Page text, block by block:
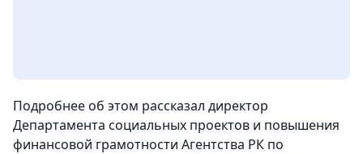
Подробнее об этом рассказал директор
Департамента социальных проектов и повышения
финансовой грамотности Агентства РК по